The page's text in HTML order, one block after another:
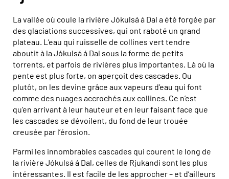
La vallée où coule la rivière Jókulsá á Dal a été forgée par
des glaciations successives, qui ont raboté un grand
plateau. L’eau qui ruisselle de collines vert tendre
aboutit à la Jókulsá á Dal sous la forme de petits
torrents, et parfois de rivières plus importantes. Là où la
pente est plus forte, on aperçoit des cascades. Ou
plutôt, on les devine grâce aux vapeurs d’eau qui font
comme des nuages accrochés aux collines. Ce n’est
qu’en arrivant à leur hauteur et en leur faisant face que
les cascades se dévoilent, du fond de leur trouée
creusée par l’érosion.
Parmi les innombrables cascades qui courent le long de
la rivière Jókulsá á Dal, celles de Rjukandi sont les plus
intéressantes. Il est facile de les approcher – et d’ailleurs